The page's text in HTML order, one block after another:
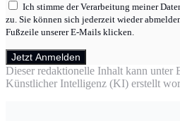
Ich stimme der Verarbeitung meiner
zu. Sie können sich jederzeit wieder
Fußzeile unserer E-Mails klicken.
Jetzt Anmelden
Dieser redaktionelle Inhalt kann unter
Künstlicher Intelligenz (KI) erstellt